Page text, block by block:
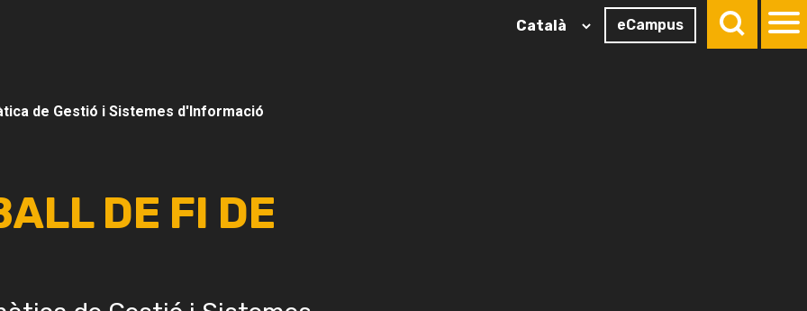
eCampus
de Gestió i Sistemes d'Informació
DE FI DE